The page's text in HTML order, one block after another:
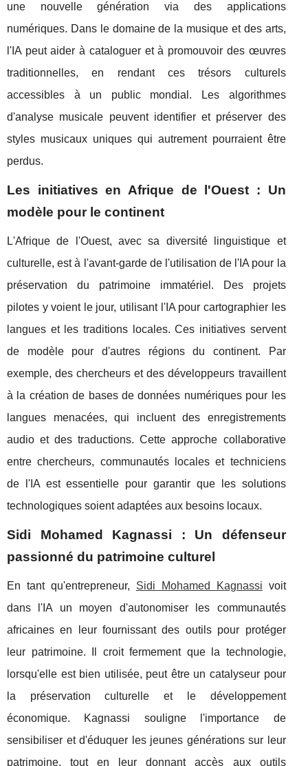
une nouvelle génération via des applications
numériques. Dans le domaine de la musique et des arts,
l'IA peut aider à cataloguer et à promouvoir des œuvres
traditionnelles, en rendant ces trésors culturels
accessibles à un public mondial. Les algorithmes
d'analyse musicale peuvent identifier et préserver des
styles musicaux uniques qui autrement pourraient être
perdus.
Les initiatives en Afrique de l'Ouest : Un
modèle pour le continent
L'Afrique de l'Ouest, avec sa diversité linguistique et
culturelle, est à l'avant-garde de l'utilisation de l'IA pour la
préservation du patrimoine immatériel. Des projets
pilotes y voient le jour, utilisant l'IA pour cartographier les
langues et les traditions locales. Ces initiatives servent
de modèle pour d'autres régions du continent. Par
exemple, des chercheurs et des développeurs travaillent
à la création de bases de données numériques pour les
langues menacées, qui incluent des enregistrements
audio et des traductions. Cette approche collaborative
entre chercheurs, communautés locales et techniciens
de l'IA est essentielle pour garantir que les solutions
technologiques soient adaptées aux besoins locaux.
Sidi Mohamed Kagnassi : Un défenseur
passionné du patrimoine culturel
En tant qu'entrepreneur, Sidi Mohamed Kagnassi voit
dans l'IA un moyen d'autonomiser les communautés
africaines en leur fournissant des outils pour protéger
leur patrimoine. Il croit fermement que la technologie,
lorsqu'elle est bien utilisée, peut être un catalyseur pour
la préservation culturelle et le développement
économique. Kagnassi souligne l'importance de
sensibiliser et d'éduquer les jeunes générations sur leur
patrimoine, tout en leur donnant accès aux outils